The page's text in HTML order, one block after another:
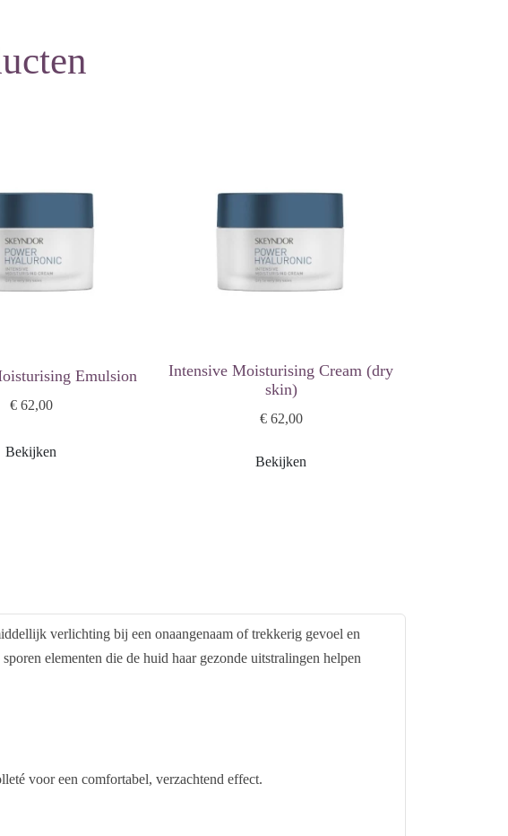
Emulsion
€ 62,00
Bekijken
Intensive Moisturising Cream (dry
skin)
€ 62,00
Bekijken
verlichting bij een onaangenaam of trekkerig gevoel en
elementen die de huid haar gezonde uitstralingen helpen
voor een comfortabel, verzachtend effect.